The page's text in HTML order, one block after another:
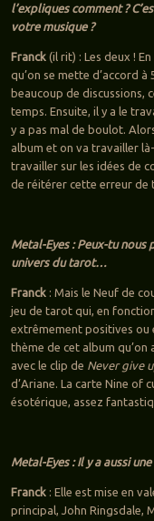
l’expliques comment ?
votre musique ?
Franck(il rit) : Les deux !
qu’on se mette d’accord à
beaucoup de discussions,
temps. Ensuite, il y a le
y a pas mal de boulot.
album et on va travailler
travailler sur les idées de
de réitérer cette erreur de
Metal-Eyes : Peux-tu nous
univers du tarot…
Franck: Mais le Neuf de
jeu de tarot qui, en
extrêmement positives ou
thème de cet album
avec le clip de Never give
d’Ariane. La carte Nine of
ésotérique, assez
Metal-Eyes : Il y a aussi
Franck: Elle est mise en
principal, John Ringsdale,